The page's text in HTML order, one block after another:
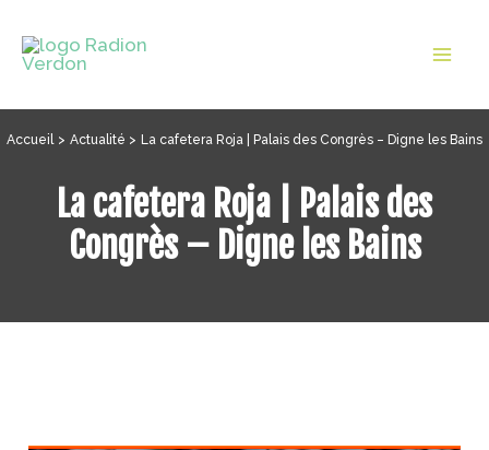
contenu
Accueil Actualité La cafetera Roja | Palais des Congrès – Digne les Bains
La cafetera Roja | Palais des
Congrès – Digne les Bains